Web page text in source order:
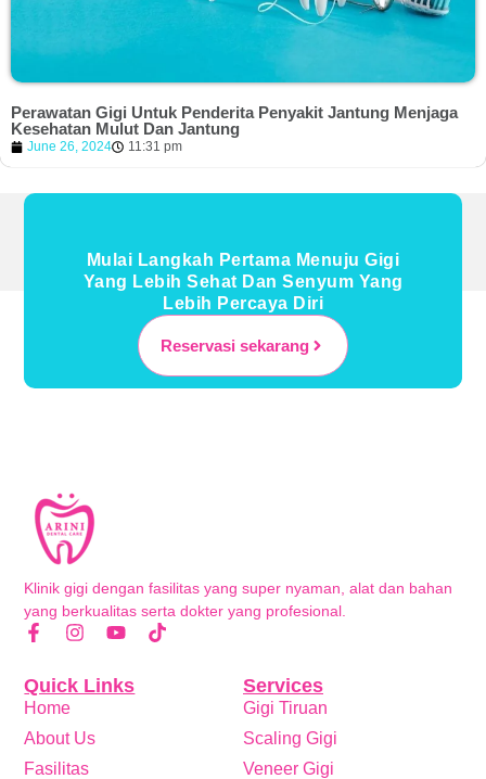
Perawatan Gigi Untuk Penderita Penyakit Jantung Menjaga
Kesehatan Mulut Dan Jantung
June 26, 2024 11:31 pm
Mulai Langkah Pertama Menuju Gigi
Yang Lebih Sehat Dan Senyum Yang
Lebih Percaya Diri
Reservasi sekarang
Klinik gigi dengan fasilitas yang super nyaman, alat dan bahan
yang berkualitas serta dokter yang profesional.
Services
Gigi Tiruan
Scaling Gigi
Veneer Gigi
Quick Links
Home
About Us
Fasilitas